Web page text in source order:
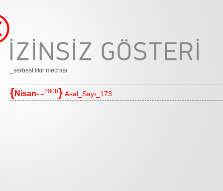
_serbest fikir mecrası
{Nisan- _2008} Asal_Sayı_173